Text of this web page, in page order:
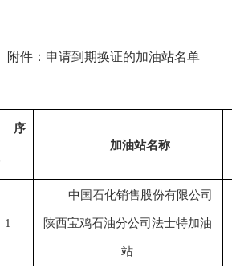
附件：申请到期换证的加油站名单
序
加油站名称
1
中国石化销售股份有限公司
陕西宝鸡石油分公司法士特加油
站